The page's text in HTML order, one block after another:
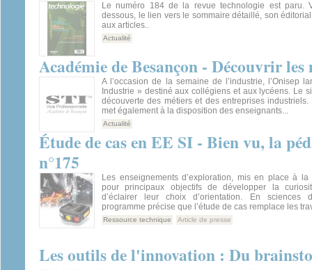
Le numéro 184 de la revue technologie est paru.
dessous, le lien vers le sommaire détaillé, son
aux articles..
Actualité
Académie de Besançon - Découvrir
A l’occasion de la semaine de l’industrie, l’Onisep
Industrie » destiné aux collégiens et aux lycéens. Le
découverte des métiers et des entreprises
met également à la disposition des enseignants...
Actualité
Étude de cas en EE SI - Bien vu, la
n°175
Les enseignements d’exploration, mis en place à
pour principaux objectifs de développer la
d’éclairer leur choix d’orientation. En sciences
programme précise que l’étude de cas remplace les
Ressource technique Article de presse
Les outils de l'innovation : Du